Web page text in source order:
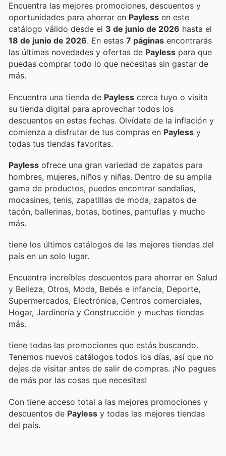
Encuentra las mejores promociones, descuentos y
oportunidades para ahorrar en Payless en este
catálogo válido desde el 3 de junio de 2026 hasta el
18 de junio de 2026 . En estas 7 páginas encontrarás
las últimas novedades y ofertas de Payless para que
puedas comprar todo lo que necesitas sin gastar de
más.
Encuentra una tienda de Payless cerca tuyo o visita
su tienda digital para aprovechar todos los
descuentos en estas fechas. Olvídate de la inflación y
comienza a disfrutar de tus compras en Payless y
todas tus tiendas favoritas.
Payless ofrece una gran variedad de zapatos para
hombres, mujeres, niños y niñas. Dentro de su amplia
gama de productos, puedes encontrar sandalias,
mocasines, tenis, zapatillas de moda, zapatos de
tacón, ballerinas, botas, botines, pantuflas y mucho
más.
tiene los últimos catálogos de las mejores tiendas del
país en un solo lugar.
Encuentra increíbles descuentos para ahorrar en Salud
y Belleza, Otros, Moda, Bebés e infancia, Deporte,
Supermercados, Electrónica, Centros comerciales,
Hogar, Jardinería y Construcción y muchas tiendas
más.
tiene todas las promociones que estás buscando.
Tenemos nuevos catálogos todos los días, así que no
dejes de visitar antes de salir de compras. ¡No pagues
de más por las cosas que necesitas!
Con tiene acceso total a las mejores promociones y
descuentos de Payless y todas las mejores tiendas
del país.